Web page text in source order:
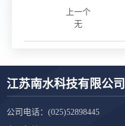
上一个
无
江苏南水科技有限公司
公司电话：(025)52898445